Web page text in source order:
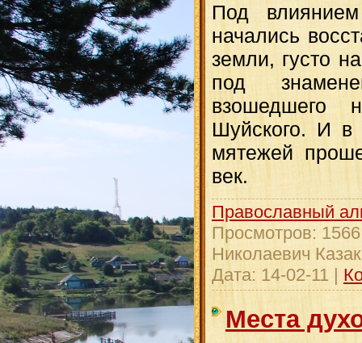
Под
начались
земли, густо
под
взошедшего
Шуйского. И в
мятежей
век.
Православный
Просмотров: 1566
Николаевич
Дата: 14-02-11 |
Места